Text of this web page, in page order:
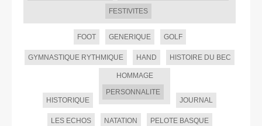
FESTIVITES
FOOT GENERIQUE GOLF
GYMNASTIQUE RYTHMIQUE HAND HISTOIRE DU BEC
HISTORIQUE
HOMMAGE
PERSONNALITE
JOURNAL
LES ECHOS NATATION PELOTE BASQUE